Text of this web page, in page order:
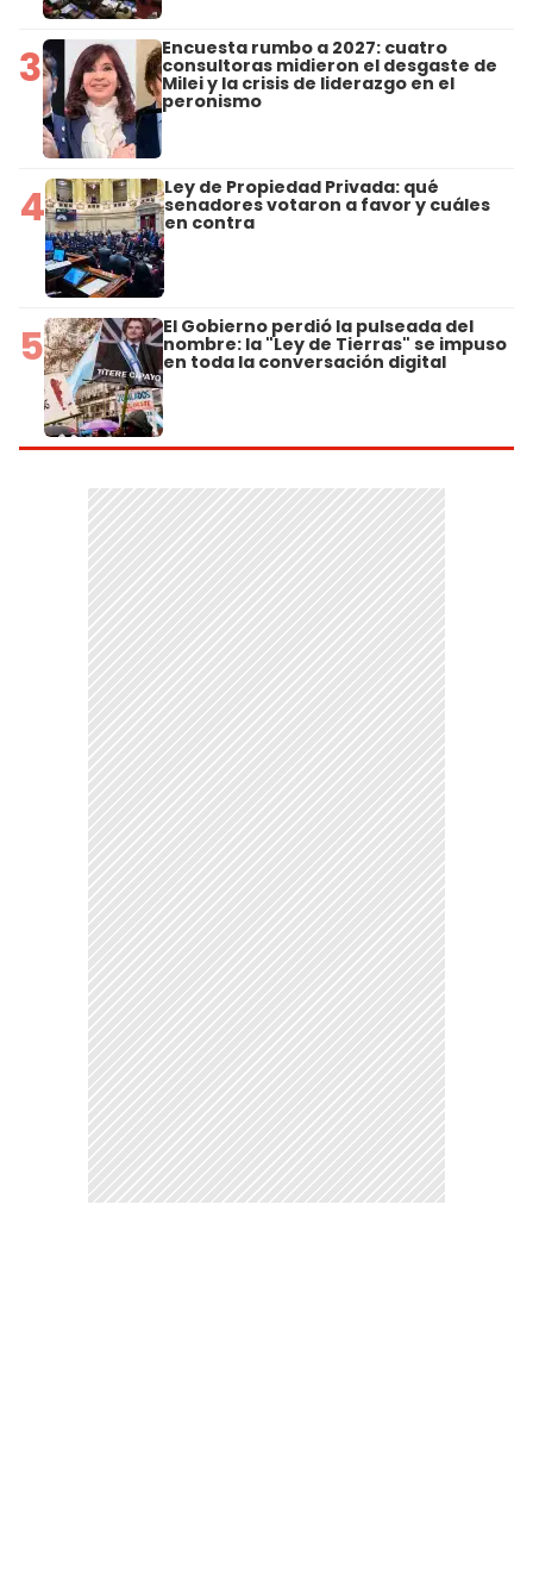
3 Encuesta rumbo a 2027: cuatro
consultoras midieron el desgaste de
Milei y la crisis de liderazgo en el
peronismo
4 Ley de Propiedad Privada: qué
senadores votaron a favor y cuáles
en contra
5 El Gobierno perdió la pulseada del
nombre: la "Ley de Tierras" se impuso
en toda la conversación digital